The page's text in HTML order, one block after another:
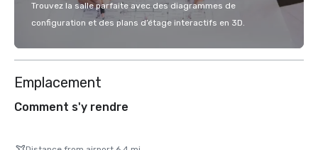
Trouvez la salle parfaite avec des diagrammes de
configuration et des plans d’étage interactifs en 3D.
Emplacement
Comment s'y rendre